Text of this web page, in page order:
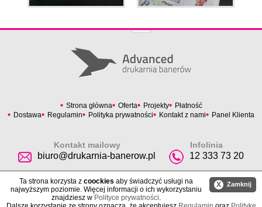
Strona główna Oferta Projekty
Płatność
Dostawa
Regulamin Polityka prywatności Kontakt z nami Panel Klienta
Kontakt mailowy
biuro@drukarnia-banerow.pl
Infolinia
12 333 73 20
X Zamknij
Ta strona korzysta z coockies aby świadczyć usługi na
najwyższym poziomie. Więcej informacji o ich wykorzystaniu
znajdziesz w Polityce prywatności.